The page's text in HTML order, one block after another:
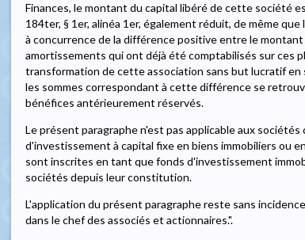
Finances, le montant du capital libéré de cette société
184ter, § 1er, alinéa 1er, également réduit, de même
à concurrence de la différence positive entre le
amortissements qui ont déjà été comptabilisés sur ces
transformation de cette association sans but lucratif en
les sommes correspondant à cette différence se
bénéfices antérieurement réservés.
Le présent paragraphe n'est pas applicable aux
d'investissement à capital fixe en biens immobiliers ou
sont inscrites en tant que fonds d'investissement
sociétés depuis leur constitution.
L'application du présent paragraphe reste sans
dans le chef des associés et actionnaires.".